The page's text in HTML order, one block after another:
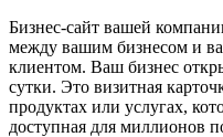
Бизнес-сайт вашей
между вашим бизнесом и
клиентом. Ваш бизнес
сутки. Это визитная
продуктах или услугах,
доступная для миллионов